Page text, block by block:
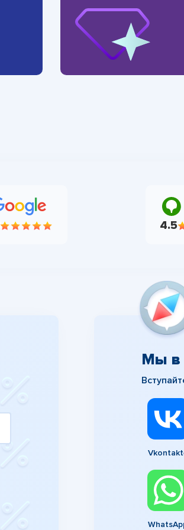
4.5
Мы в